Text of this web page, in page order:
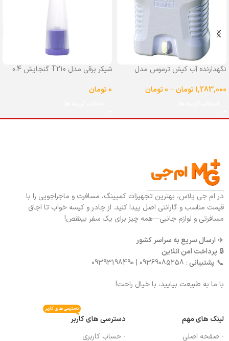
نگهدارنده آب کیش ترموس مدل
1,283,000تومان–
0تومان
شیکر برقی مدل T210 گنجایش 0.4
0تومان
در ام جی پلاس، بهترین تجهیزات کمپینگ، مسافرت و ماجراجویی را با
قیمت مناسب و گارانتی اصل پیدا کنید. از چادر و کیسه خواب تا اجاق
مسافرتی و لوازم جانبی—همه چیز برای یک سفر بینقص!
✈️ ارسال سریع به سراسر کشور
🔒 پرداخت امن آنلاین
📞 پشتیبانی: 09369085258 | 09393198490
با ما به طبیعت بیایید، با خیال راحت!
لینک های مهم
- صفحه اصلی
دسترسی های کاربر
دسترسی های کاربر
- حساب کاربری